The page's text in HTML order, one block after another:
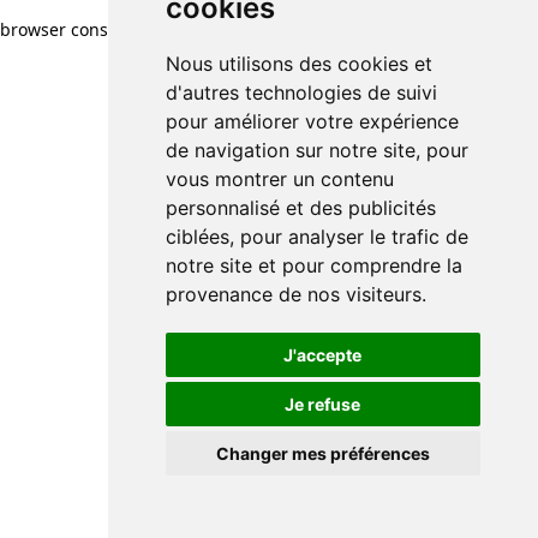
cookies
Nous utilisons des cookies et
d'autres technologies de suivi
pour améliorer votre expérience
de navigation sur notre site, pour
vous montrer un contenu
personnalisé et des publicités
ciblées, pour analyser le trafic de
notre site et pour comprendre la
provenance de nos visiteurs.
J'accepte
Je refuse
Changer mes préférences
browser console for more information)